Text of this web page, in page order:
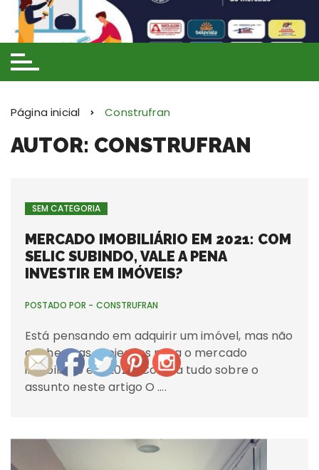
para
o
conteúdo
Página inicial Construfran
AUTOR: CONSTRUFRAN
SEM CATEGORIA
MERCADO IMOBILIÁRIO EM 2021: COM
SELIC SUBINDO, VALE A PENA
INVESTIR EM IMÓVEIS?
POSTADO POR - CONSTRUFRAN
Está pensando em adquirir um imóvel, mas não
conhece as projeções para o mercado
imobiliário em 2021? Confira tudo sobre o
assunto neste artigo O ….